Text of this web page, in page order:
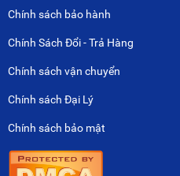
Chính sách bảo hành
Chính Sách Đổi - Trả Hàng
Chính sách vận chuyển
Chính sách Đại Lý
Chính sách bảo mật